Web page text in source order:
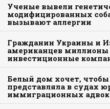
Ученые вывели
модифицированных
вызывают аллергии
Гражданин Украины и
американцев
инвестиционные
Белый дом хочет, чтобы
представляла в судах
иммиграционных